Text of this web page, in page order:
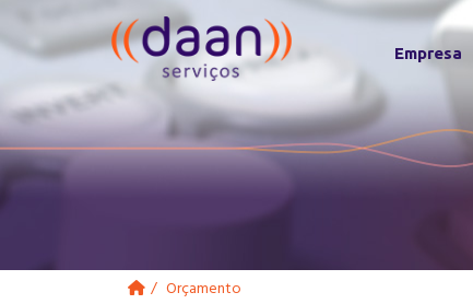
Empresa
Orçamento